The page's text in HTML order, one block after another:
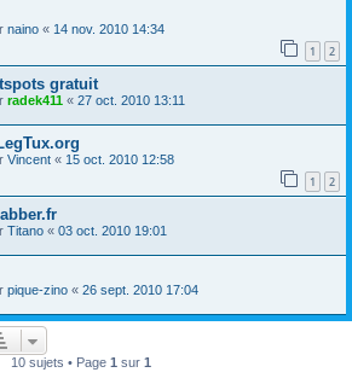
naino « 14 nov. 2010 14:34
1 2
gratuit
radek411 « 27 oct. 2010 13:11
Vincent « 15 oct. 2010 12:58
1 2
Titano « 03 oct. 2010 19:01
pique-zino « 26 sept. 2010 17:04
10 sujets • Page 1 sur 1